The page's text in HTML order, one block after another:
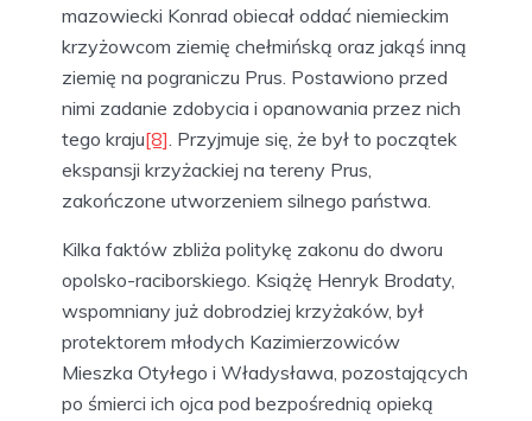
mazowiecki Konrad obiecał oddać niemieckim
krzyżowcom ziemię chełmińską oraz jakąś inną
ziemię na pograniczu Prus. Postawiono przed
nimi zadanie zdobycia i opanowania przez nich
tego kraju[8]. Przyjmuje się, że był to początek
ekspansji krzyżackiej na tereny Prus,
zakończone utworzeniem silnego państwa.
Kilka faktów zbliża politykę zakonu do dworu
opolsko-raciborskiego. Książę Henryk Brodaty,
wspomniany już dobrodziej krzyżaków, był
protektorem młodych Kazimierzowiców
Mieszka Otyłego i Władysława, pozostających
po śmierci ich ojca pod bezpośrednią opieką